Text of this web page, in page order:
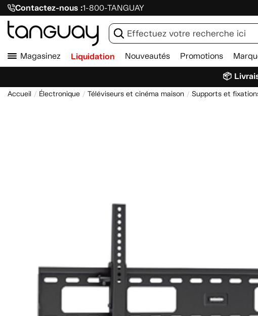
Contactez-nous :1-800-TANGUAY
Magasinez Liquidation Nouveautés Promotions
📦
Accueil Électronique Téléviseurs et cinéma maison Supports et